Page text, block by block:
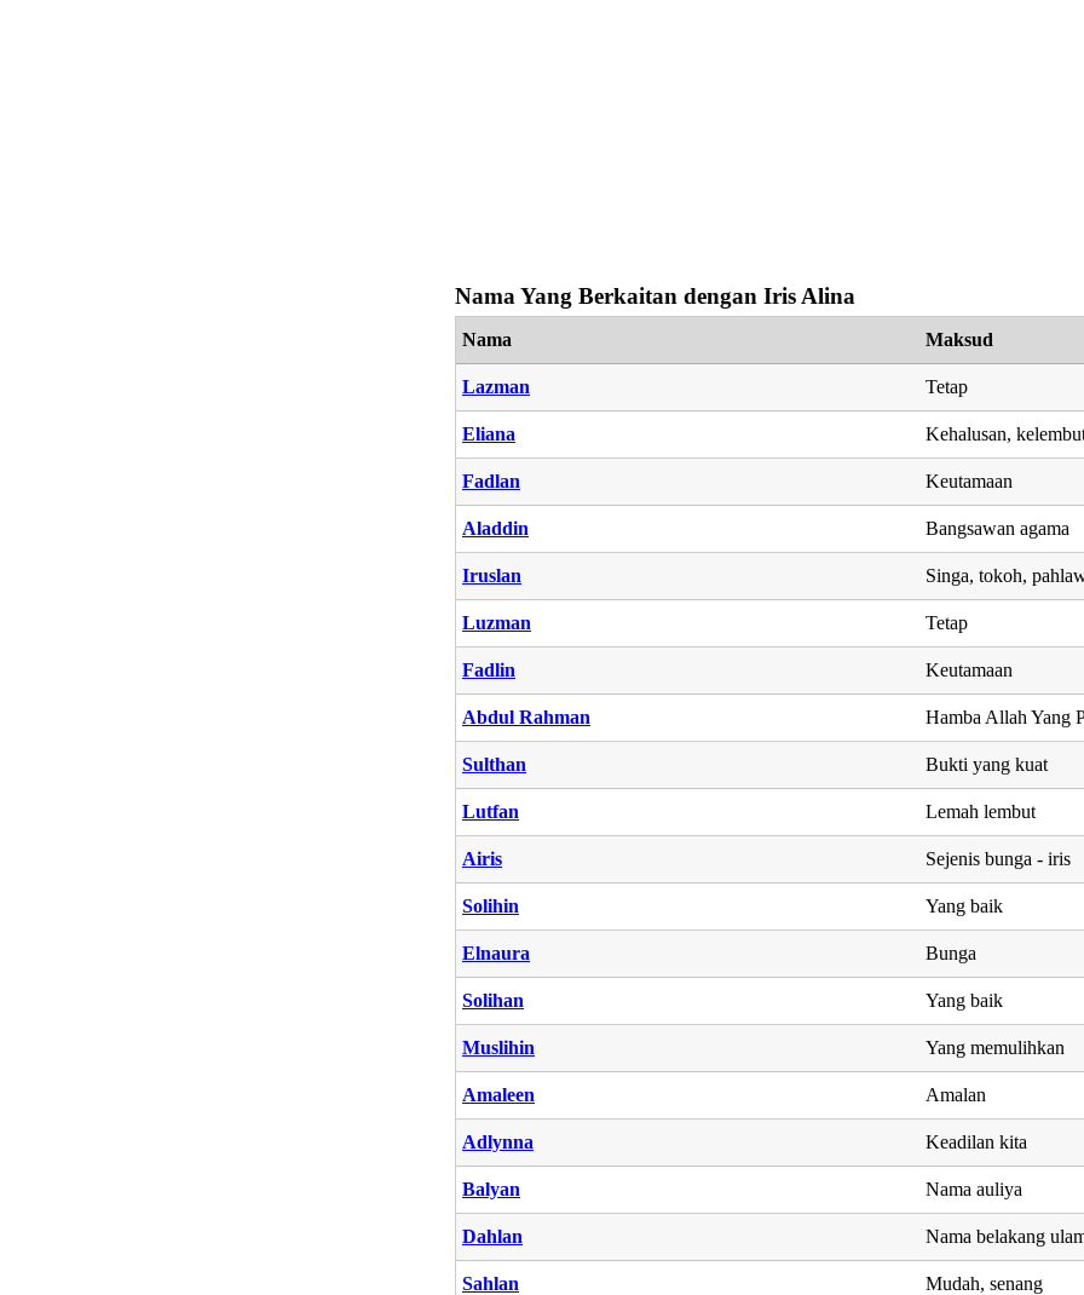
Nama Yang Berkaitan dengan Iris Alina
Nama Maksud
Lazman Tetap
Eliana Kehalusan,
Fadlan Keutamaan
Aladdin Bangsawan agama
Iruslan Singa, tokoh,
Luzman Tetap
Fadlin Keutamaan
Abdul Rahman Hamba Allah Yang
Sulthan Bukti yang kuat
Lutfan Lemah lembut
Airis Sejenis bunga - iris
Solihin Yang baik
Elnaura Bunga
Solihan Yang baik
Muslihin Yang memulihkan
Amaleen Amalan
Adlynna Keadilan kita
Balyan Nama auliya
Dahlan Nama belakang
Sahlan Mudah, senang